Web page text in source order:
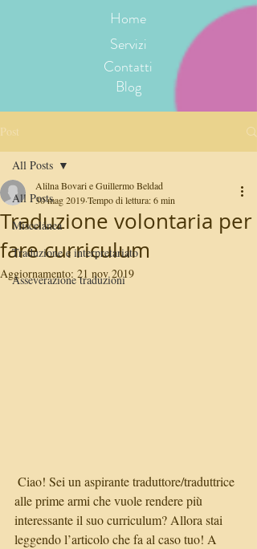
Home
Servizi
Contatti
Blog
Post
All Posts
Miscelánea
Traduzione e interpretariato
Asseverazione traduzioni
All Posts
Traduzione volontaria per
fare curriculum
Alilna Bovari e Guillermo Beldad
30 mag 2019Tempo di lettura: 6 min
Aggiornamento: 21 nov 2019
alle prime armi che vuole rendere più
interessante il suo curriculum? Allora stai
leggendo l’articolo che fa al caso tuo! A